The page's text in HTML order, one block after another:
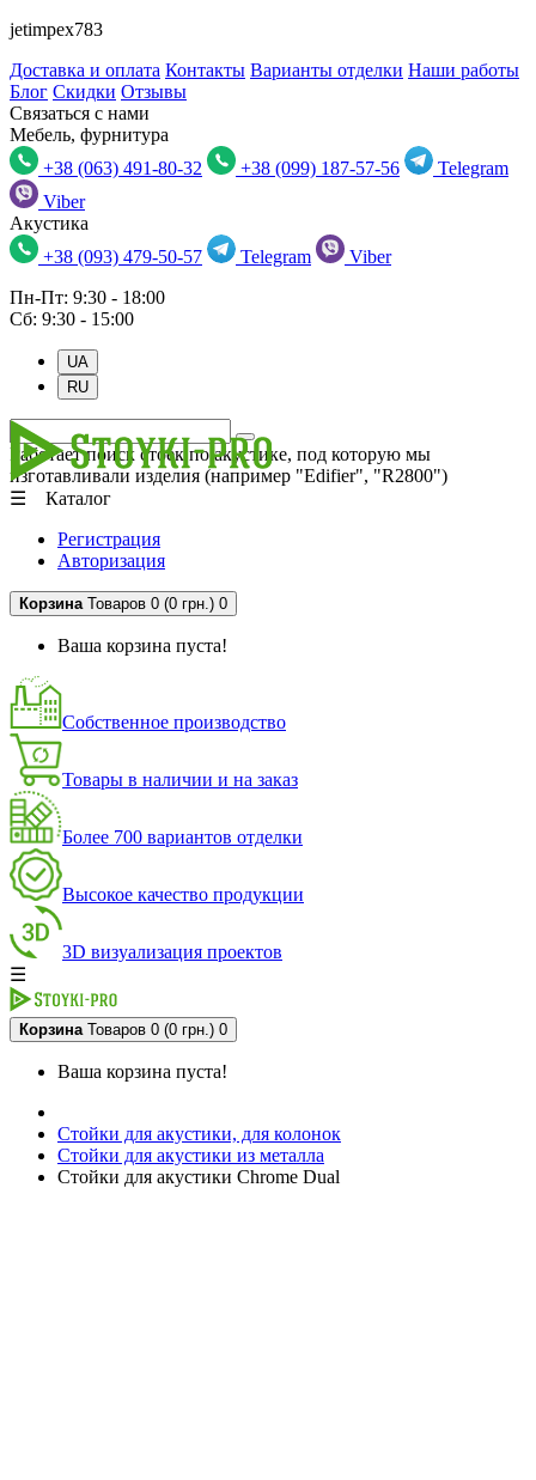
jetimpex783
Доставка и оплата Контакты Варианты отделки Наши работы
Блог Скидки Отзывы
Связаться с нами
Мебель, фурнитура
+38 (063) 491-80-32
+38 (099) 187-57-56
Telegram
Viber
Акустика
+38 (093) 479-50-57
Telegram
Viber
Пн-Пт: 9:30 - 18:00
Сб: 9:30 - 15:00
UA
RU
Работает поиск стоек по акустике, под которую мы
изготавливали изделия (например "Edifier", "R2800")
☰ Каталог
Регистрация
Авторизация
Корзина Товаров 0 (0 грн.) 0
Ваша корзина пуста!
Собственное производство
Товары в наличии и на заказ
Более 700 вариантов отделки
Высокое качество продукции
3D визуализация проектов
☰
Корзина Товаров 0 (0 грн.) 0
Ваша корзина пуста!
Стойки для акустики, для колонок
Стойки для акустики из металла
Стойки для акустики Chrome Dual